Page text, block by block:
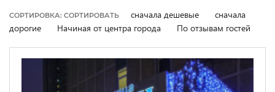
СОРТИРОВКА: СОРТИРОВАТЬ сначала дешевые
сначала
дорогие
Начиная от центра города По отзывам гостей